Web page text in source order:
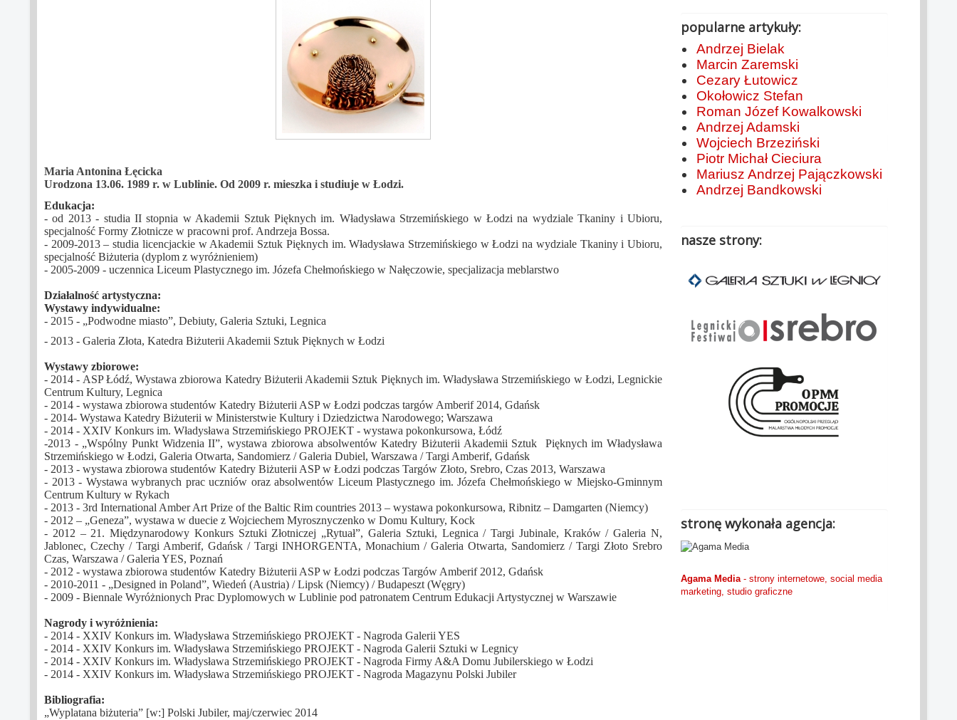
Maria Antonina Łęcicka
Urodzona 13.06. 1989 r. w Lublinie. Od 2009 r. mieszka i studiuje w Łodzi.
Edukacja:
- od 2013 - studia II stopnia w Akademii Sztuk Pięknych im. Władysława Strzemińskiego w Łodzi na wydziale Tkaniny i Ubioru,
specjalność Formy Złotnicze w pracowni prof. Andrzeja Bossa.
- 2009-2013 – studia licencjackie w Akademii Sztuk Pięknych im. Władysława Strzemińskiego w Łodzi na wydziale Tkaniny i Ubioru,
specjalność Biżuteria (dyplom z wyróżnieniem)
- 2005-2009 - uczennica Liceum Plastycznego im. Józefa Chełmońskiego w Nałęczowie, specjalizacja meblarstwo
Działalność artystyczna:
Wystawy indywidualne:
- 2015 - „Podwodne miasto”, Debiuty, Galeria Sztuki, Legnica
- 2013 - Galeria Złota, Katedra Biżuterii Akademii Sztuk Pięknych w Łodzi
Wystawy zbiorowe:
- 2014 - ASP Łódź, Wystawa zbiorowa Katedry Biżuterii Akademii Sztuk Pięknych im. Władysława Strzemińskiego w Łodzi, Legnickie
Centrum Kultury, Legnica
- 2014 - wystawa zbiorowa studentów Katedry Biżuterii ASP w Łodzi podczas targów Amberif 2014, Gdańsk
- 2014- Wystawa Katedry Biżuterii w Ministerstwie Kultury i Dziedzictwa Narodowego; Warszawa
- 2014 - XXIV Konkurs im. Władysława Strzemińskiego PROJEKT - wystawa pokonkursowa, Łódź
-2013 - „Wspólny Punkt Widzenia II”, wystawa zbiorowa absolwentów Katedry Biżuterii Akademii Sztuk Pięknych im Władysława
Strzemińskiego w Łodzi, Galeria Otwarta, Sandomierz / Galeria Dubiel, Warszawa / Targi Amberif, Gdańsk
- 2013 - wystawa zbiorowa studentów Katedry Biżuterii ASP w Łodzi podczas Targów Złoto, Srebro, Czas 2013, Warszawa
- 2013 - Wystawa wybranych prac uczniów oraz absolwentów Liceum Plastycznego im. Józefa Chełmońskiego w Miejsko-Gminnym
Centrum Kultury w Rykach
- 2013 - 3rd International Amber Art Prize of the Baltic Rim countries 2013 – wystawa pokonkursowa, Ribnitz – Damgarten (Niemcy)
- 2012 – „Geneza”, wystawa w duecie z Wojciechem Myrosznyczenko w Domu Kultury, Kock
- 2012 – 21. Międzynarodowy Konkurs Sztuki Złotniczej „Rytuał”, Galeria Sztuki, Legnica / Targi Jubinale, Kraków / Galeria N,
Jablonec, Czechy / Targi Amberif, Gdańsk / Targi INHORGENTA, Monachium / Galeria Otwarta, Sandomierz / Targi Złoto Srebro
Czas, Warszawa / Galeria YES, Poznań
- 2012 - wystawa zbiorowa studentów Katedry Biżuterii ASP w Łodzi podczas Targów Amberif 2012, Gdańsk
- 2010-2011 - „Designed in Poland”, Wiedeń (Austria) / Lipsk (Niemcy) / Budapeszt (Węgry)
- 2009 - Biennale Wyróżnionych Prac Dyplomowych w Lublinie pod patronatem Centrum Edukacji Artystycznej w Warszawie
Nagrody i wyróżnienia:
- 2014 - XXIV Konkurs im. Władysława Strzemińskiego PROJEKT - Nagroda Galerii YES
- 2014 - XXIV Konkurs im. Władysława Strzemińskiego PROJEKT - Nagroda Galerii Sztuki w Legnicy
- 2014 - XXIV Konkurs im. Władysława Strzemińskiego PROJEKT - Nagroda Firmy A&A Domu Jubilerskiego w Łodzi
- 2014 - XXIV Konkurs im. Władysława Strzemińskiego PROJEKT - Nagroda Magazynu Polski Jubiler
Bibliografia:
„Wyplatana biżuteria” [w:] Polski Jubiler, maj/czerwiec 2014
popularne artykuły:
Andrzej Bielak
Marcin Zaremski
Cezary Łutowicz
Okołowicz Stefan
Roman Józef Kowalkowski
Andrzej Adamski
Wojciech Brzeziński
Piotr Michał Cieciura
Mariusz Andrzej Pajączkowski
Andrzej Bandkowski
nasze strony:
stronę wykonała agencja:
Agama Media - strony internetowe, social media
marketing, studio graficzne